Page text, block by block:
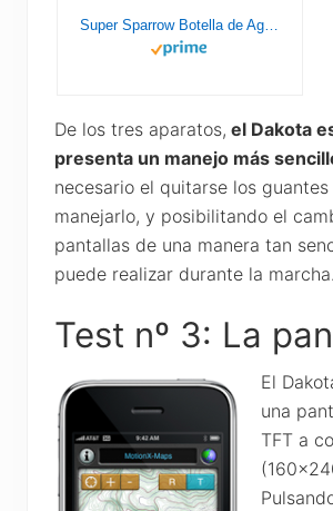
Super Sparrow Botella de Agua Deportiva - 1000ml - Sin BPA
De los tres aparatos, el Dakota
presenta un manejo más
necesario el quitarse los guantes
manejarlo, y posibilitando el
pantallas de una manera tan
puede realizar durante la marcha.
Test nº 3: La
El
una
TFT a